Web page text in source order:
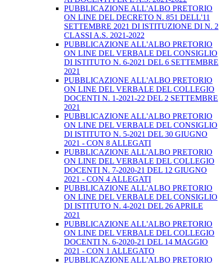
PUBBLICAZIONE ALL'ALBO PRETORIO
ON LINE DEL DECRETO N. 851 DELL'11
SETTEMBRE 2021 DI ISTITUZIONE DI N. 2
CLASSI A.S. 2021-2022
PUBBLICAZIONE ALL'ALBO PRETORIO
ON LINE DEL VERBALE DEL CONSIGLIO
DI ISTITUTO N. 6-2021 DEL 6 SETTEMBRE
2021
PUBBLICAZIONE ALL'ALBO PRETORIO
ON LINE DEL VERBALE DEL COLLEGIO
DOCENTI N. 1-2021-22 DEL 2 SETTEMBRE
2021
PUBBLICAZIONE ALL'ALBO PRETORIO
ON LINE DEL VERBALE DEL CONSIGLIO
DI ISTITUTO N. 5-2021 DEL 30 GIUGNO
2021 - CON 8 ALLEGATI
PUBBLICAZIONE ALL'ALBO PRETORIO
ON LINE DEL VERBALE DEL COLLEGIO
DOCENTI N. 7-2020-21 DEL 12 GIUGNO
2021 - CON 4 ALLEGATI
PUBBLICAZIONE ALL'ALBO PRETORIO
ON LINE DEL VERBALE DEL CONSIGLIO
DI ISTITUTO N. 4-2021 DEL 26 APRILE
2021
PUBBLICAZIONE ALL'ALBO PRETORIO
ON LINE DEL VERBALE DEL COLLEGIO
DOCENTI N. 6-2020-21 DEL 14 MAGGIO
2021 - CON 1 ALLEGATO
PUBBLICAZIONE ALL'ALBO PRETORIO